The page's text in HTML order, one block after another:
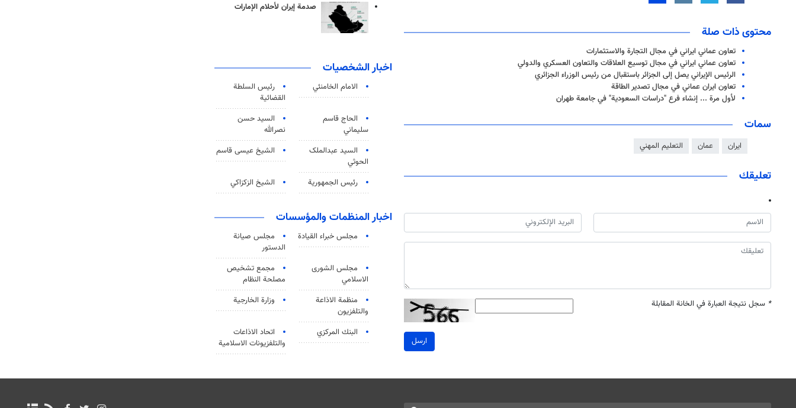
محتوى ذات صلة
تعاون عماني ايراني في مجال التجارة والاستثمارات
تعاون عماني ايراني في مجال توسيع العلاقات والتعاون العسكري والدولي
الرئيس الإيراني يصل إلى الجزائر باستقبال من رئيس الوزراء الجزائري
تعاون ايران عماني في مجال تصدير الطاقة
لأول مرة ... إنشاء فرع "دراسات السعودية" في جامعة طهران
سمات
ايران عمان التعليم المهني
تعليقك
* سجل نتيجة العبارة في الخانة المقابلة
ارسل
صدمة إيران لأحلام الإمارات
اخبار الشخصيات
الامام الخامنئي
رئیس السلطة
القضائیة
الحاج قاسم
سليماني
السيد حسن
نصرالله
السید عبدالملک
الحوثي
الشيخ عيسى قاسم
رئيس الجمهورية الشيخ الزكزاكي
اخبار المنظمات والمؤسسات
مجلس خبراء القيادة
مجلس صيانة
الدستور
مجلس الشورى
الاسلامي
مجمع تشخيص
مصلحة النظام
منظمة الاذاعة
والتلفزیون
وزارة الخارجية
البنك المركزي
اتحاد الاذاعات
والتلفزيونات الاسلامية